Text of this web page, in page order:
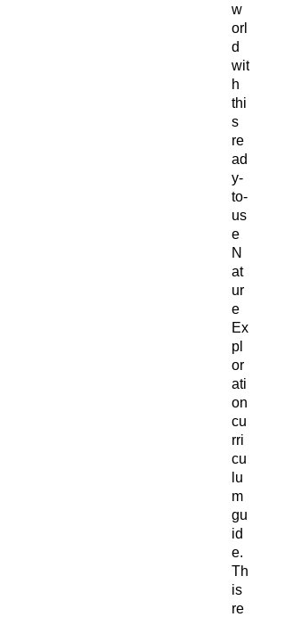
w
orl
d
wit
h
thi
s
re
ad
y-
to-
us
e
N
at
ur
e
Ex
pl
or
ati
on
cu
rri
cu
lu
m
gu
id
e.
Th
is
re